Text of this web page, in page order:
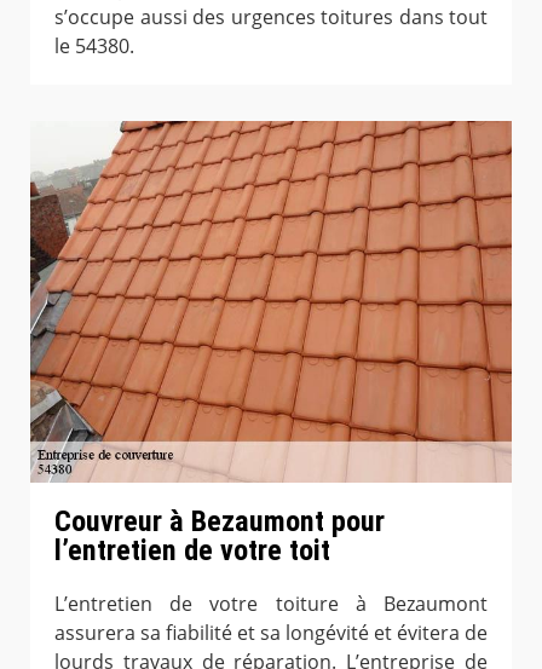
s’occupe aussi des urgences toitures dans tout
le 54380.
Couvreur à Bezaumont pour
l’entretien de votre toit
L’entretien de votre toiture à Bezaumont
assurera sa fiabilité et sa longévité et évitera de
lourds travaux de réparation. L’entreprise de